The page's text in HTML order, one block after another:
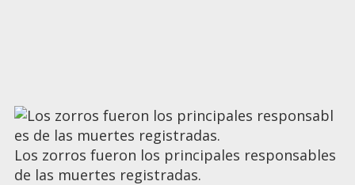
Los zorros fueron los principales responsables
de las muertes registradas.